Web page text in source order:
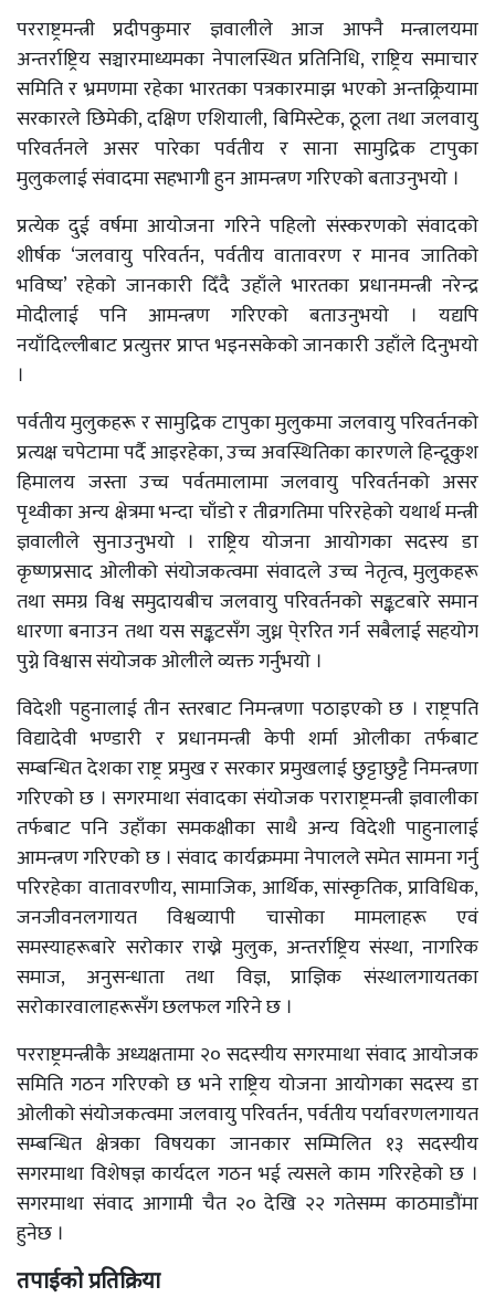
परराष्ट्रमन्त्री प्रदीपकुमार ज्ञवालीले आज आफ्नै मन्त्रालयमा
अन्तर्राष्ट्रिय सञ्चारमाध्यमका नेपालस्थित प्रतिनिधि, राष्ट्रिय समाचार
समिति र भ्रमणमा रहेका भारतका पत्रकारमाझ भएको अन्तक्र्रियामा
सरकारले छिमेकी, दक्षिण एशियाली, बिमिस्टेक, ठूला तथा जलवायु
परिवर्तनले असर पारेका पर्वतीय र साना सामुद्रिक टापुका
मुलुकलाई संवादमा सहभागी हुन आमन्त्रण गरिएको बताउनुभयो ।
प्रत्येक दुई वर्षमा आयोजना गरिने पहिलो संस्करणको संवादको
शीर्षक ‘जलवायु परिवर्तन, पर्वतीय वातावरण र मानव जातिको
भविष्य’ रहेको जानकारी दिँदै उहाँले भारतका प्रधानमन्त्री नरेन्द्र
मोदीलाई पनि आमन्त्रण गरिएको बताउनुभयो । यद्यपि
नयाँदिल्लीबाट प्रत्युत्तर प्राप्त भइनसकेको जानकारी उहाँले दिनुभयो
।
पर्वतीय मुलुकहरू र सामुद्रिक टापुका मुलुकमा जलवायु परिवर्तनको
प्रत्यक्ष चपेटामा पर्दै आइरहेका, उच्च अवस्थितिका कारणले हिन्दूकुश
हिमालय जस्ता उच्च पर्वतमालामा जलवायु परिवर्तनको असर
पृथ्वीका अन्य क्षेत्रमा भन्दा चाँडो र तीव्रगतिमा परिरहेको यथार्थ मन्त्री
ज्ञवालीले सुनाउनुभयो । राष्ट्रिय योजना आयोगका सदस्य डा
कृष्णप्रसाद ओलीको संयोजकत्वमा संवादले उच्च नेतृत्व, मुलुकहरू
तथा समग्र विश्व समुदायबीच जलवायु परिवर्तनको सङ्कटबारे समान
धारणा बनाउन तथा यस सङ्कटसँग जुध्न पे्ररित गर्न सबैलाई सहयोग
पुग्ने विश्वास संयोजक ओलीले व्यक्त गर्नुभयो ।
विदेशी पहुनालाई तीन स्तरबाट निमन्त्रणा पठाइएको छ । राष्ट्रपति
विद्यादेवी भण्डारी र प्रधानमन्त्री केपी शर्मा ओलीका तर्फबाट
सम्बन्धित देशका राष्ट्र प्रमुख र सरकार प्रमुखलाई छुट्टाछुट्टै निमन्त्रणा
गरिएको छ । सगरमाथा संवादका संयोजक पराराष्ट्रमन्त्री ज्ञवालीका
तर्फबाट पनि उहाँका समकक्षीका साथै अन्य विदेशी पाहुनालाई
आमन्त्रण गरिएको छ । संवाद कार्यक्रममा नेपालले समेत सामना गर्नु
परिरहेका वातावरणीय, सामाजिक, आर्थिक, सांस्कृतिक, प्राविधिक,
जनजीवनलगायत विश्वव्यापी चासोका मामलाहरू एवं
समस्याहरूबारे सरोकार राख्ने मुलुक, अन्तर्राष्ट्रिय संस्था, नागरिक
समाज, अनुसन्धाता तथा विज्ञ, प्राज्ञिक संस्थालगायतका
सरोकारवालाहरूसँग छलफल गरिने छ ।
परराष्ट्रमन्त्रीकै अध्यक्षतामा २० सदस्यीय सगरमाथा संवाद आयोजक
समिति गठन गरिएको छ भने राष्ट्रिय योजना आयोगका सदस्य डा
ओलीको संयोजकत्वमा जलवायु परिवर्तन, पर्वतीय पर्यावरणलगायत
सम्बन्धित क्षेत्रका विषयका जानकार सम्मिलित १३ सदस्यीय
सगरमाथा विशेषज्ञ कार्यदल गठन भई त्यसले काम गरिरहेको छ ।
सगरमाथा संवाद आगामी चैत २० देखि २२ गतेसम्म काठमाडौंमा
हुनेछ ।
तपाईको प्रतिक्रिया